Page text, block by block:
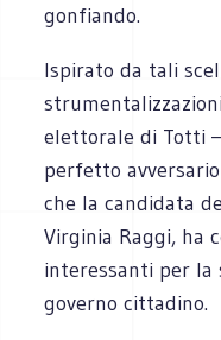
gonfiando.
Ispirato da tali
elettorale di Totti
perfetto
che la candidata
Virginia Raggi, ha
interessanti per la
governo cittadino.